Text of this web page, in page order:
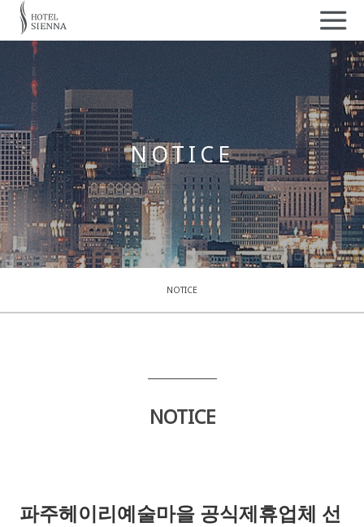
NOTICE
NOTICE
NOTICE
파주헤이리예술마을 공식제휴업체 선